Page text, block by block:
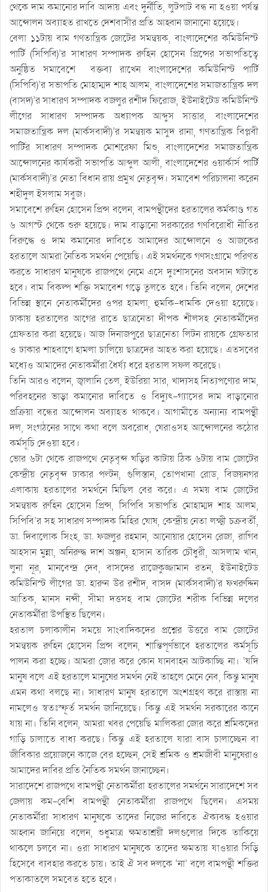
থেকে দাম কমানোর দাবি আদায় এবং দুর্নীতি, লুটপাট বন্ধ না হওয়া পর্যন্ত
আন্দোলন অব্যাহত রাখতে দেশবাসীর প্রতি আহ্বান জানানো হয়েছে।
বেলা ১১টায় বাম গণতান্ত্রিক জোটের সমন্বয়ক, বাংলাদেশের কমিউনিস্ট
পার্টি (সিপিবি)’র সাধারণ সম্পাদক রুহিন হোসেন প্রিন্সের সভাপতিত্বে
অনুষ্ঠিত সমাবেশে বক্তব্য রাখেন বাংলাদেশের কমিউনিস্ট পার্টি
(সিপিবি)’র সভাপতি মোহাম্মদ শাহ আলম, বাংলাদেশের সমাজতান্ত্রিক দল
(বাসদ)’র সাধারণ সম্পাদক বজলুর রশীদ ফিরোজ, ইউনাইটেড কমিউনিস্ট
লীগের সাধারণ সম্পাদক অধ্যাপক আব্দুস সাত্তার, বাংলাদেশের
সমাজতান্ত্রিক দল (মার্কসবাদী)’র সমন্বয়ক মাসুদ রানা, গণতান্ত্রিক বিপ্লবী
পার্টির সাধারণ সম্পাদক মোশরেফা মিশু, বাংলাদেশের সমাজতান্ত্রিক
আন্দোলনের কার্যকরী সভাপতি আব্দুল আলী, বাংলাদেশের ওয়ার্কার্স পার্টি
(মার্কসবাদী)‘র নেতা বিধান রায় প্রমুখ নেতৃবৃন্দ। সমাবেশ পরিচালনা করেন
শহীদুল ইসলাম সবুজ।
সমাবেশে রুহিন হোসেন প্রিন্স বলেন, বামপন্থীদের হরতালের কর্মকাণ্ড গত
৬ আগস্ট থেকে শুরু হয়েছে। দাম বাড়ানো সরকারের গণবিরোধী নীতির
বিরুদ্ধে ও দাম কমানোর দাবিতে আমাদের আন্দোলনে ও আজকের
হরতালে আমরা নৈতিক সমর্থন পেয়েছি। এই সমর্থনকে গণসংগ্রামে পরিণত
করতে সাধারণ মানুষকে রাজপথে নেমে এসে দুঃশাসনের অবসান ঘটাতে
হবে। বাম বিকল্প শক্তি সমাবেশ গড়ে তুলতে হবে। তিনি বলেন, দেশের
বিভিন্ন স্থানে নেতাকর্মীদের ওপর হামলা, হুমকি-ধামকি দেওয়া হয়েছে।
ঢাকায় হরতালের আগের রাতে ছাত্রনেতা দীপক শীলসহ নেতাকর্মীদের
গ্রেফতার করা হয়েছে। আজ দিনাজপুরে ছাত্রনেতা লিটন রায়কে গ্রেফতার
ও ঢাকার শাহবাগে হামলা চালিয়ে ছাত্রদের আহত করা হয়েছে। এতসবের
মধ্যেও আমাদের নেতাকর্মীরা ধৈর্য্য ধরে হরতাল সফল করেছে।
তিনি আরও বলেন, জ্বালানি তেল, ইউরিয়া সার, খাদ্যসহ নিত্যপণ্যের দাম,
পরিবহনের ভাড়া কমানোর দাবিতে ও বিদ্যুৎ-গ্যাসের দাম বাড়ানোর
প্রক্রিয়া বন্ধের আন্দোলন অব্যাহত থাকবে। আগামীতে অন্যান্য বামপন্থী
দল, সংগঠনের সাথে কথা বলে অবরোধ, ঘেরাওসহ আন্দোলনের কঠোর
কর্মসূচি দেওয়া হবে।
ভোর ৬টা থেকে রাজপথে নেতৃবৃন্দ ঘড়ির কাটায় ঠিক ৬টায় বাম জোটের
কেন্দ্রীয় নেতৃবৃন্দ ঢাকার পল্টন, গুলিস্তান, তোপখানা রোড, বিজয়নগর
এলাকায় হরতালের সমর্থনে মিছিল বের করে। এ সময় বাম জোটের
সমন্বয়ক রুহিন হোসেন প্রিন্স, সিপিবি সভাপতি মোহাম্মদ শাহ আলম,
সিপিবি’র সহ সাধারণ সম্পাদক মিহির ঘোষ, কেন্দ্রীয় নেতা লক্ষ্মী চক্রবর্তী,
ডা. দিবালোক সিংহ, ডা. ফজলুর রহমান, আনোয়ার হোসেন রেজা, রাগিব
আহসান মুন্না, অনিরুদ্ধ দাশ অঞ্জন, হাসান তারিক চৌধুরী, আসলাম খান,
লুনা নূর, মানবেন্দ্র দেব, বাসদের রাজেকুজ্জামান রতন, ইউনাইটেড
কমিউনিস্ট লীগের ডা. হারুন উর রশীদ, বাসদ (মার্কসবাদী)’র ফখরুদ্দিন
আতিক, মানস নন্দী, সীমা দত্তসহ বাম জোটের শরীক বিভিন্ন দলের
নেতাকর্মীরা উপস্থিত ছিলেন।
হরতাল চলাকালীন সময়ে সাংবাদিকদের প্রশ্নের উত্তরে বাম জোটের
সমন্বয়ক রুহিন হোসেন প্রিন্স বলেন, শান্তিপূর্ণভাবে হরতালের কর্মসূচি
পালন করা হচ্ছে। আমরা জোর করে কোন যানবাহন আটকাচ্ছি না। ‘যদি
মানুষ বলে এই হরতালে মানুষের সমর্থন নেই তাহলে মেনে নেব, কিন্তু মানুষ
এমন কথা বলছে না। সাধারণ মানুষ হরতালে অংশগ্রহণ করে রাস্তায় না
নামলেও স্বতঃস্ফূর্ত সমর্থন জানিয়েছে। কিন্তু এই সমর্থন সরকারের কানে
যায় না। তিনি বলেন, আমরা খবর পেয়েছি মালিকরা জোর করে শ্রমিকদের
গাড়ি চালাতে বাধ্য করছে। কিন্তু এই হরতালে যারা বাস চালাচ্ছেন বা
জীবিকার প্রয়োজনে কাজে বের হচ্ছেন, সেই শ্রমিক ও শ্রমজীবী মানুষেরাও
আমাদের দাবির প্রতি নৈতিক সমর্থন জানাচ্ছেন।
সারাদেশে রাজপথে বামপন্থী নেতাকর্মীরা হরতালের সমর্থনে সারাদেশে সব
জেলায় কম-বেশি বামপন্থী নেতাকর্মীরা রাজপথে ছিলেন। এসময়
নেতাকর্মীরা সাধারণ মানুষকে তাদের নিজের দাবিতে ঐক্যবদ্ধ হওয়ার
আহ্বান জানিয়ে বলেন, শুধুমাত্র ক্ষমতাশ্রয়ী দলগুলোর দিকে তাকিয়ে
থাকলে চলবে না। ওরা সাধারণ মানুষকে তাদের ক্ষমতায় যাওয়ার সিড়ি
হিসেবে ব্যবহার করতে চায়। তাই ঐ সব দলকে ‘না’ বলে বামপন্থী শক্তির
পতাকাতলে সমবেত হতে হবে।